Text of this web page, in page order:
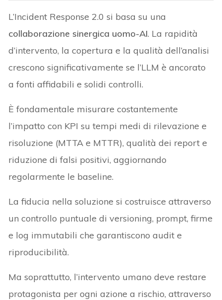
L’Incident Response 2.0 si basa su una
collaborazione sinergica uomo-AI. La rapidità
d’intervento, la copertura e la qualità dell’analisi
crescono significativamente se l’LLM è ancorato
a fonti affidabili e solidi controlli.
È fondamentale misurare costantemente
l’impatto con KPI su tempi medi di rilevazione e
risoluzione (MTTA e MTTR), qualità dei report e
riduzione di falsi positivi, aggiornando
regolarmente le baseline.
La fiducia nella soluzione si costruisce attraverso
un controllo puntuale di versioning, prompt, firme
e log immutabili che garantiscono audit e
riproducibilità.
Ma soprattutto, l’intervento umano deve restare
protagonista per ogni azione a rischio, attraverso